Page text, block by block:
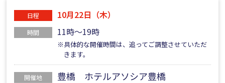
日程 10月22日（木）
時間 11時～19時
※具体的な開催時間は、追ってご調整させていただ
きます。
開催地 豊橋 ホテルアソシア豊橋